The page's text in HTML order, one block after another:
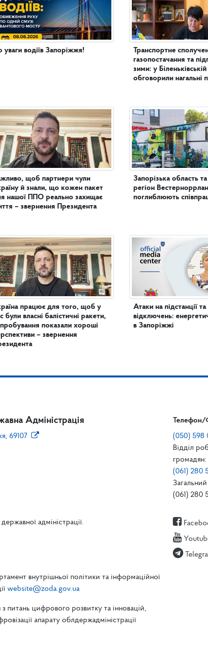
уваги водіїв Запоріжжя!
щоб партнери чули
й знали, що кожен пакет
нашої ППО реально захищає
– звернення Президента
працює для того, щоб у
були власні балістичні ракети,
показали хороші
– звернення
Транспортне
газопостачання та
зими: у
обговорили нагальні
Запорізька область
регіон
поглиблюють
Атаки на підстанції
відключень:
в Запоріжжі
Адміністрація
69107
Телефон/
(050) 598
Відділ
громадян:
(061) 280
(061) 280
адміністрації.
внутрішньої політики та інформаційної
website@zoda.gov.ua
з питань цифрового розвитку та інновацій,
апарату облдержадміністрації